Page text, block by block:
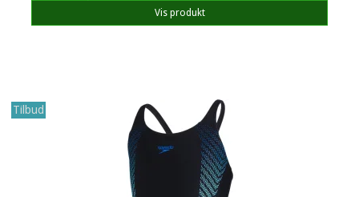
Vis produkt
Tilbud